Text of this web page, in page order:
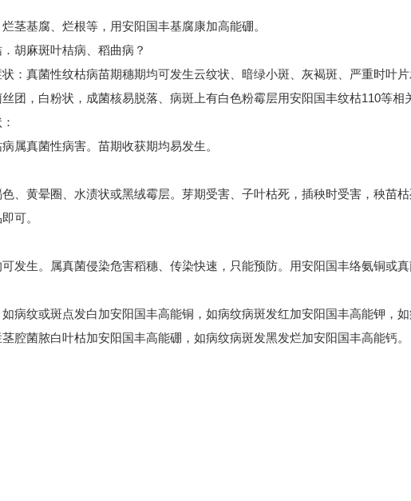
基腐、烂根等，用安阳国丰基腐康加高能硼。
胡麻斑叶桔病、稻曲病？
真菌性纹枯病苗期穗期均可发生云纹状、暗绿小斑、灰褐斑、严重时叶片
团，白粉状，成菌核易脱落、病斑上有白色粉霉层用安阳国丰纹枯110等相
真菌性病害。苗期收获期均易发生。
黄晕圈、水渍状或黑绒霉层。芽期受害、子叶枯死，插秧时受害，秧苗枯
可。
生。属真菌侵染危害稻穗、传染快速，只能预防。用安阳国丰络氨铜或真
纹或斑点发白加安阳国丰高能铜，如病纹病斑发红加安阳国丰高能钾，如
腔菌脓白叶枯加安阳国丰高能硼，如病纹病斑发黑发烂加安阳国丰高能钙。